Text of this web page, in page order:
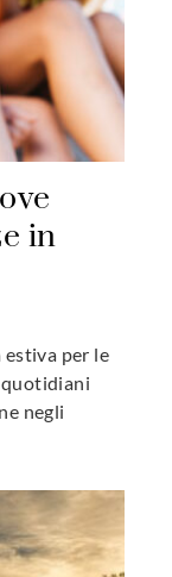
in
estiva per le
negli